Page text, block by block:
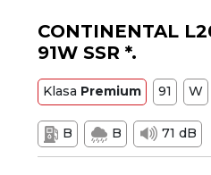
CONTINENTAL
91W SSR *.
Klasa Premium 91 W
B B 71 dB